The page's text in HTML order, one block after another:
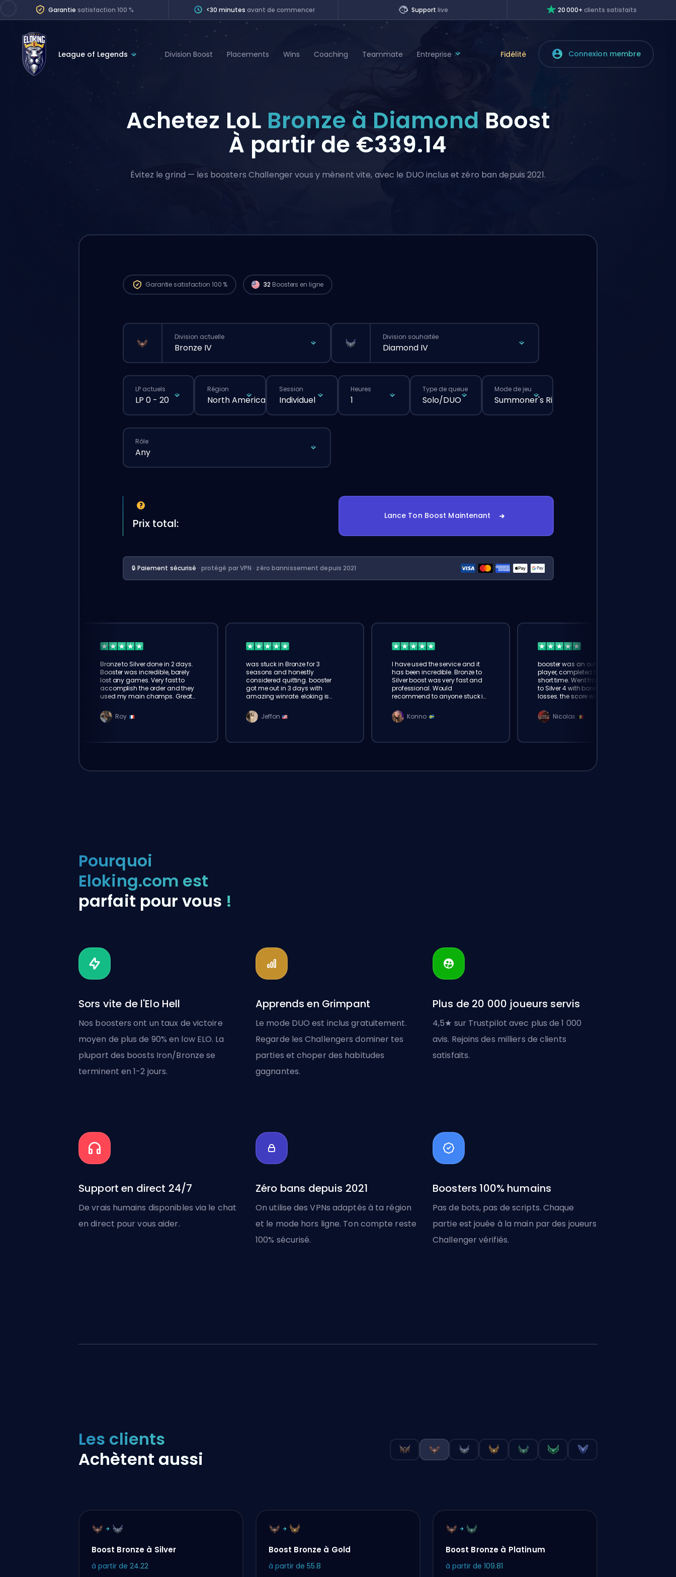
Garantie satisfaction 100 % <30 minutes avant de commencer Support live 20 000+clients satisfaits
League of Legends
Division Boost
Division Boost Placements Wins Coaching Teammate Entreprise Fidélité Connexion membre
Achetez LoL Bronze à Diamond Boost
À partir de €339.14
Évitez le grind — les boosters Challenger vous y mènent vite, avec le DUO inclus et zéro ban depuis 2021.
Garantie satisfaction 100 % 32 Boosters en ligne
Division actuelle
Bronze IV
Division souhaitée
Diamond IV
LP actuels
LP 0 - 20
Région
North America
Session
Individuel
Heures
1
Type de queue
Solo/DUO
Mode de jeu
Summoner's Rift
Rôle
Any
Prix total:
Lance Ton Boost Maintenant
🔒 Paiement sécurisé · protégé par VPN · zéro bannissement depuis 2021
Bronze to Silver done in 2 days.
Booster was incredible, barely
lost any games. Very fast to
accomplish the order and they
used my main champs. Great
Roy
was stuck in Bronze for 3
seasons and honestly
considered quitting. booster
got me out in 3 days with
amazing winrate. eloking is
Jeffon
I have used the service and it
has been incredible. Bronze to
Silver boost was very fast and
professional. Would
recommend to anyone stuck in
Konno
booster was an outstanding
player, completed the task in a
short time. Went from Bronze 2
to Silver 4 with barely any
losses. the score was really
Nicolas
Pourquoi
Eloking.com est
parfait pour vous !
Sors vite de l'Elo Hell
Nos boosters ont un taux de victoire
moyen de plus de 90% en low ELO. La
plupart des boosts Iron/Bronze se
terminent en 1-2 jours.
Apprends en Grimpant
Le mode DUO est inclus gratuitement.
Regarde les Challengers dominer tes
parties et choper des habitudes
gagnantes.
Plus de 20 000 joueurs servis
4,5★ sur Trustpilot avec plus de 1 000
avis. Rejoins des milliers de clients
satisfaits.
Support en direct 24/7
De vrais humains disponibles via le chat
en direct pour vous aider.
Zéro bans depuis 2021
On utilise des VPNs adaptés à ta région
et le mode hors ligne. Ton compte reste
100% sécurisé.
Boosters 100% humains
Pas de bots, pas de scripts. Chaque
partie est jouée à la main par des joueurs
Challenger vérifiés.
Les clients
Achètent aussi
Boost Bronze à Silver
à partir de 24.22
Boost Bronze à Gold
à partir de 55.8
Boost Bronze à Platinum
à partir de 109.81